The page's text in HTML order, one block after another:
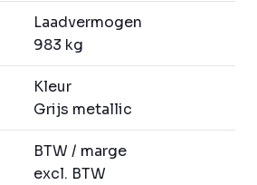
Laadvermogen
983 kg
Kleur
Grijs metallic
BTW / marge
excl. BTW